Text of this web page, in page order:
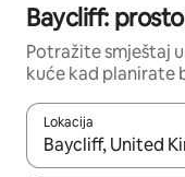
Baycliff:
Potražite smještaj
kuće kad planirate
Lokacija
Kada budu